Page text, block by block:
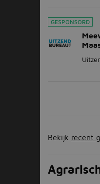
GESPONSORD
Bekijk recent